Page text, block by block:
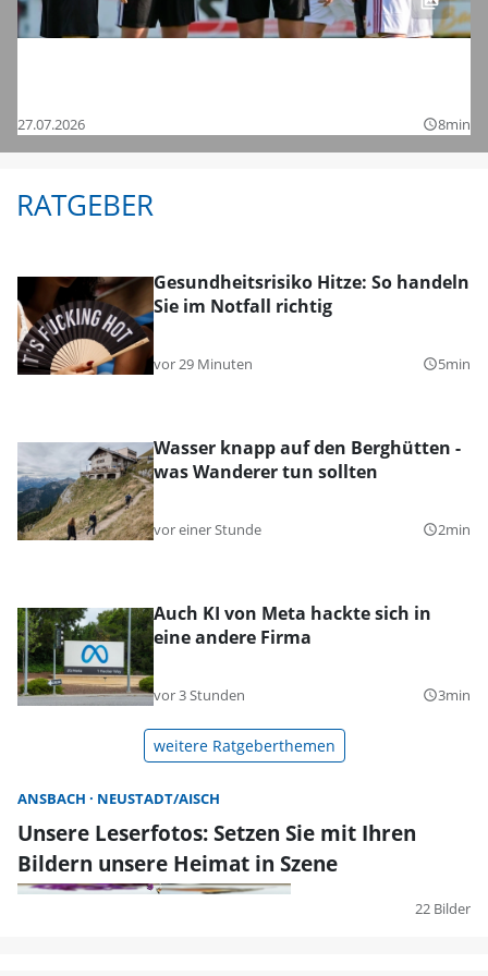
27.07.2026 query_builder8min
RATGEBER
Gesundheitsrisiko Hitze: So handeln
Sie im Notfall richtig
vor 29 Minuten query_builder5min
Wasser knapp auf den Berghütten -
was Wanderer tun sollten
vor einer Stunde query_builder2min
Auch KI von Meta hackte sich in
eine andere Firma
vor 3 Stunden query_builder3min
weitere Ratgeberthemen
ANSBACH NEUSTADT/AISCH
Unsere Leserfotos: Setzen Sie mit Ihren
Bildern unsere Heimat in Szene
22 Bilder